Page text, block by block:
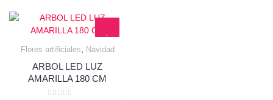
Flores artificiales Navidad
ARBOL LED LUZ
AMARILLA 180 CM